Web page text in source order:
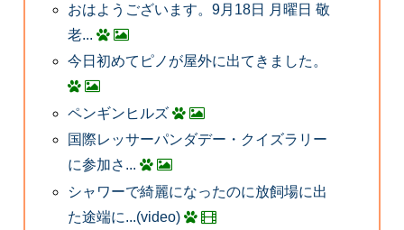
おはようございます。9月18日 月曜日 敬
老...
今日初めてピノが屋外に出てきました。
ペンギンヒルズ
国際レッサーパンダデー・クイズラリー
に参加さ...
シャワーで綺麗になったのに放飼場に出
た途端に...(video)